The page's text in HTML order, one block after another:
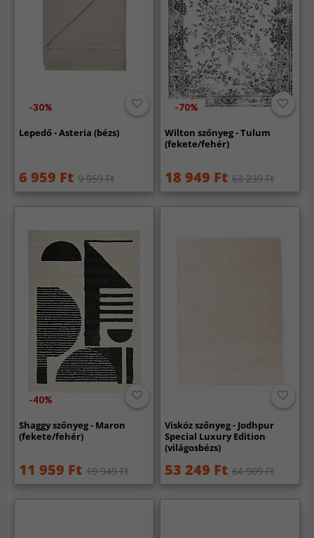
-30%
Lepedő - Asteria (bézs)
6 959 Ft 9 959 Ft
-70%
Wilton szőnyeg - Tulum
(fekete/fehér)
18 949 Ft 63 239 Ft
-40%
Shaggy szőnyeg - Maron
(fekete/fehér)
11 959 Ft 19 949 Ft
Viskóz szőnyeg - Jodhpur
Special Luxury Edition
(világosbézs)
53 249 Ft 64 909 Ft